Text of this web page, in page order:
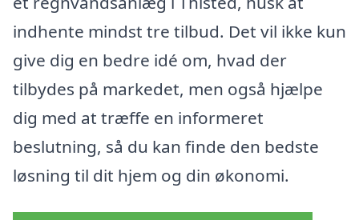
indhente mindst tre tilbud. Det vil ikke kun
give dig en bedre idé om, hvad der
tilbydes på markedet, men også hjælpe
dig med at træffe en informeret
beslutning, så du kan finde den bedste
løsning til dit hjem og din økonomi.